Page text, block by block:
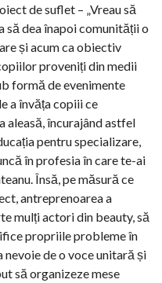
de suflet – „Vreau să
să dea înapoi comunității o
și acum ca obiectiv
proveniți din medii
formă de evenimente
a învăța copiii ce
aleasă, încurajând astfel
pentru specializare,
în profesia în care te-ai
Însă, pe măsură ce
antreprenoarea a
mulți actori din beauty, să
propriile probleme în
de o voce unitară și
să organizeze mese